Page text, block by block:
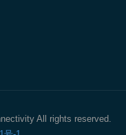
All rights reserved.